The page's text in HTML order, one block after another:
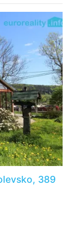
389